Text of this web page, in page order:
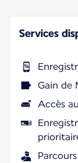
Services
Gain de
Accès